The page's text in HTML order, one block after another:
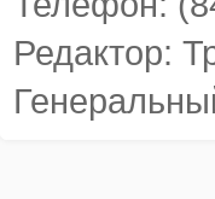
Редактор: